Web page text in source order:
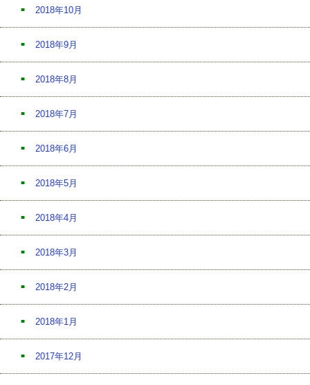
2018年10月
2018年9月
2018年8月
2018年7月
2018年6月
2018年5月
2018年4月
2018年3月
2018年2月
2018年1月
2017年12月